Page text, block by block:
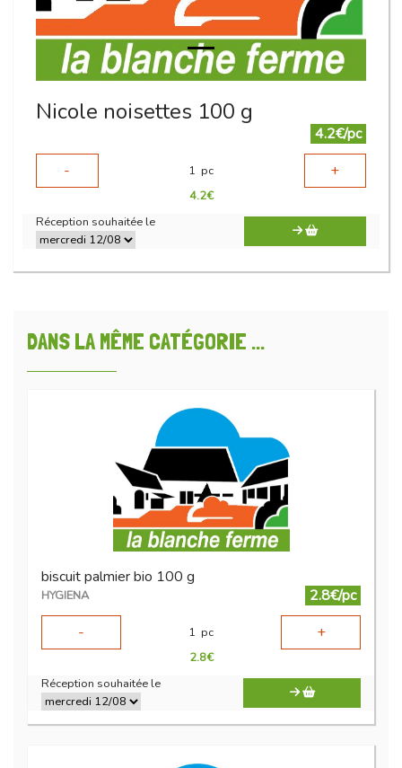
Nicole noisettes 100 g
4.2€/pc
-
1 pc +
4.2€
Réception souhaitée le
DANS LA MÊME CATÉGORIE ...
biscuit palmier bio 100 g
HYGIENA
2.8€/pc
-
1 pc +
2.8€
Réception souhaitée le